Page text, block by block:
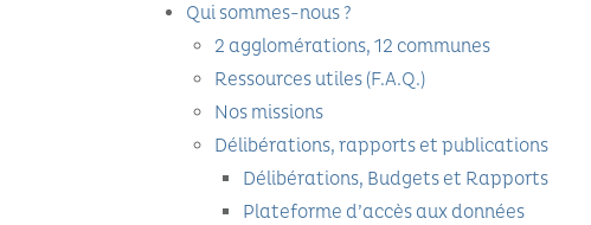
Qui sommes-nous ?
2 agglomérations, 12 communes
Ressources utiles (F.A.Q.)
Nos missions
Délibérations, rapports et publications
Délibérations, Budgets et Rapports
Plateforme d’accès aux données